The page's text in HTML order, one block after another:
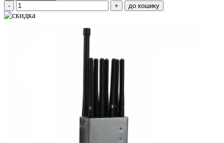
-
+ до кошику